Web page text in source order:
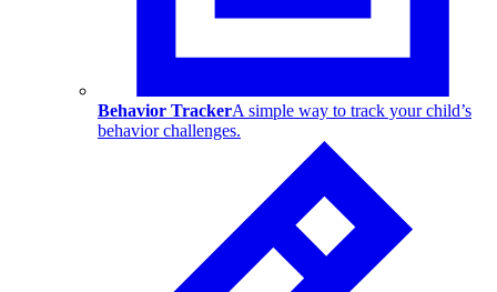
Behavior TrackerA simple way to track your child’s
behavior challenges.